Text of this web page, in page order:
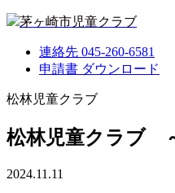
茅ヶ崎市児童クラブ
連絡先 045-260-6581
申請書 ダウンロード
松林児童クラブ
松林児童クラブ
2024.11.11